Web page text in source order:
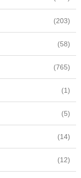
(203)
(58)
(765)
(1)
(5)
(14)
(12)